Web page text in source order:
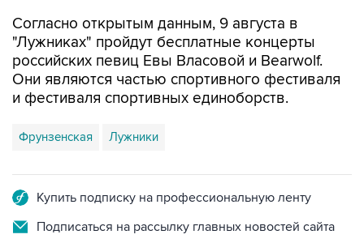
российских певиц Евы Власовой и Bearwolf.
Они являются частью спортивного фестиваля
и фестиваля спортивных единоборств.
Фрунзенская Лужники
Подписаться на рассылку главных новостей сайта
Получать оперативные новости в официальном